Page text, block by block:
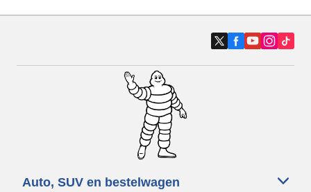
Auto, SUV en bestelwagen